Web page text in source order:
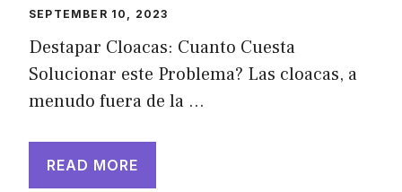
SEPTEMBER 10, 2023
Destapar Cloacas: Cuanto Cuesta
Solucionar este Problema? Las cloacas, a
menudo fuera de la …
READ MORE